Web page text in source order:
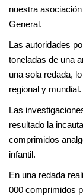
nuestra
General.
Las autoridades
toneladas de una
una sola redada,
regional y mundial.
Las
resultado la
comprimidos
infantil.
En una redada
000 comprimidos